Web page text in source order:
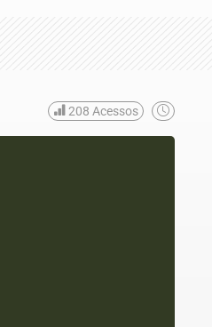
208 Acessos